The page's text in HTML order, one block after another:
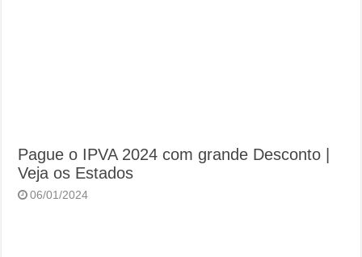
Pague o IPVA 2024 com grande Desconto |
Veja os Estados
06/01/2024